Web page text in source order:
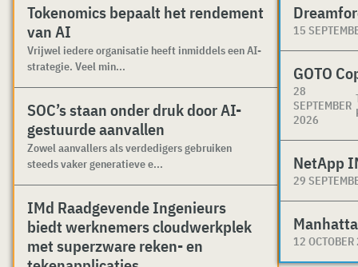
Tokenomics bepaalt het rendement
van AI
Vrijwel iedere organisatie heeft inmiddels een AI-
strategie. Veel min...
SOC’s staan onder druk door AI-
gestuurde aanvallen
Zowel aanvallers als verdedigers gebruiken
steeds vaker generatieve e...
IMd Raadgevende Ingenieurs
biedt werknemers cloudwerkplek
met superzware reken- en
15
GOTO
28
SEPTEMBER
2026
NetApp
29
12